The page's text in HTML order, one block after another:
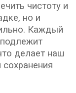
чистоту и
но и
Каждый
делает наш